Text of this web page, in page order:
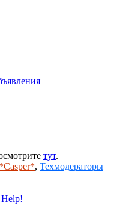
тут.
*Casper*, Техмодераторы
Help!